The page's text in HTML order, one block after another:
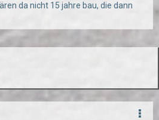
da nicht 15 jahre bau, die dann